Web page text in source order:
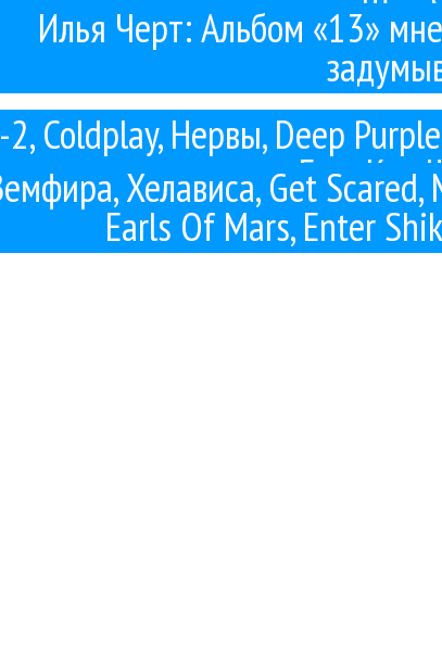
Шоу
Илья Черт: Альбом «13»
Coldplay, Нервы, Deep
Гуру
Хелависа, Get
Earls Of Mars, Enter